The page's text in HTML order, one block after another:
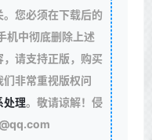
您必须在下载后的
机中彻底删除上述
请支持正版，购买
非常重视版权问
处理。敬请谅解！侵